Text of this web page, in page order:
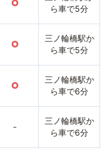
○
ら車で5分
○
三ノ輪橋駅か
ら車で5分
○
三ノ輪橋駅か
ら車で6分
-
三ノ輪橋駅か
ら車で6分